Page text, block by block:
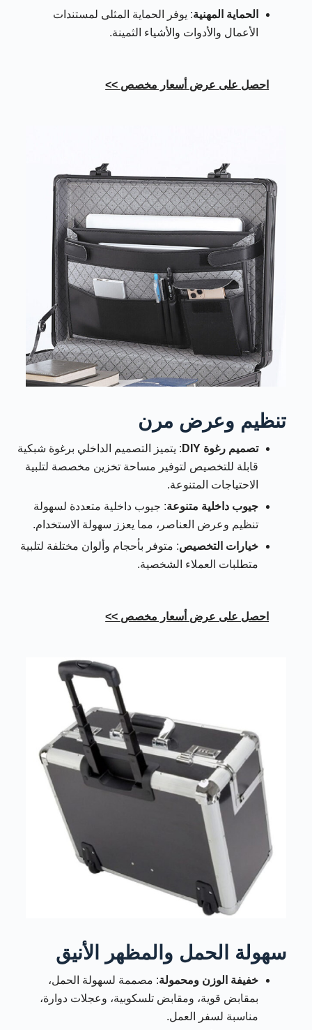
الحماية المهنية: يوفر الحماية المثلى لمستندات
الأعمال والأدوات والأشياء الثمينة.
احصل على عرض أسعار مخصص >>
تنظيم وعرض مرن
تصميم رغوة DIY
: يتميز التصميم الداخلي برغوة شبكية
قابلة للتخصيص لتوفير مساحة تخزين مخصصة لتلبية
الاحتياجات المتنوعة.
جيوب داخلية متنوعة: جيوب داخلية متعددة لسهولة
تنظيم وعرض العناصر، مما يعزز سهولة الاستخدام.
خيارات التخصيص: متوفر بأحجام وألوان مختلفة لتلبية
متطلبات العملاء الشخصية.
احصل على عرض أسعار مخصص >>
سهولة الحمل والمظهر الأنيق
خفيفة الوزن ومحمولة: مصممة لسهولة الحمل،
بمقابض قوية، ومقابض تلسكوبية، وعجلات دوارة،
مناسبة لسفر العمل.